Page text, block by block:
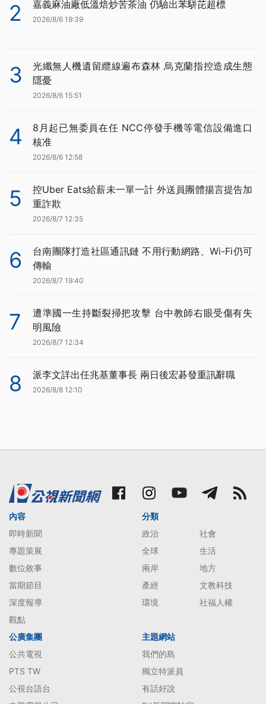
2 嘉義麻油廠低溫焙炒苦茶油 仍驗出苯駢芘超標
2026/8/6 19:39
3
光纖無人機遺留纜線遍布森林 烏克蘭指控造成生態
隱憂
2026/8/6 15:51
4
8月起已無委員在任 NCC停發手機等電信設備進口
核准
2026/8/6 12:58
5
控Uber Eats給薪未一單一計 外送員團體揚言提告加
重詐欺
2026/8/7 12:35
6
台南團隊打造社區通訊鏈 不用行動網路、Wi-Fi仍可
傳輸
2026/8/7 19:40
7
遭準國一生持斷裂掃把攻擊 台中教師右眼受傷有失
明風險
2026/8/7 12:34
8 派李文詳出任兆基董事長 兩日後宏碁發重訊辭職
2026/8/8 12:10
內容
即時新聞
專題策展
數位敘事
當期節目
深度報導
觀點
分類
政治
社會
全球
生活
兩岸
地方
產經
文教科技
環境
社福人權
公廣集團
公共電視
PTS TW
公視台語台
主題網站
我們的島
獨立特派員
有話好說